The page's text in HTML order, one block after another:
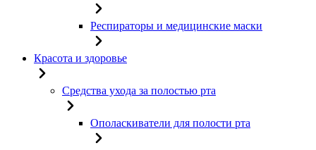
Респираторы и медицинские маски
Красота и здоровье
Средства ухода за полостью рта
Ополаскиватели для полости рта